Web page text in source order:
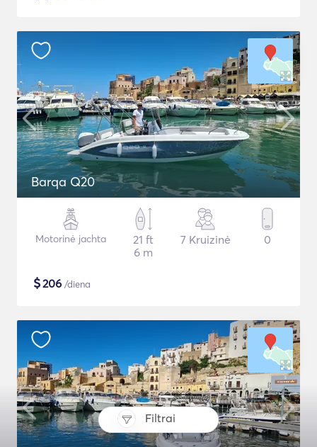
Filtrai
Barqa Q20
Motorinė jachta
21 ft
6 m
7 Kruizinė 0
$206 /diena